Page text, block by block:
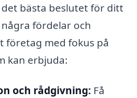
bästa beslutet för ditt
fördelar och
företag med fokus på
kan erbjuda:
och rådgivning: Få